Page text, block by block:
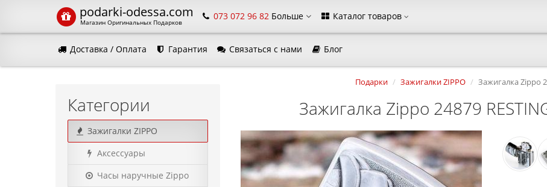
podarki-odessa.com
Магазин Оригинальных Подарков
073 072 96 82 Больше Каталог товаров
Доставка / Оплата Гарантия Связаться с нами Блог
Категории
Зажигалки ZIPPO
Аксессуары
Часы наручные Zippo
Подарки Зажигалки ZIPPO Зажигалка Zippo
Выберите пожалуйста язык магазина
Русский Українська
Зажигалка Zippo 24879